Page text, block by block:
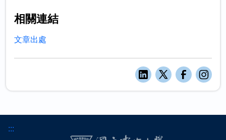
相關連結
文章出處
:::